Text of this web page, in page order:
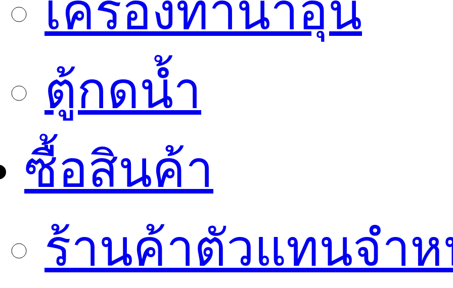
เครื่องทำน้ำอุ่น
ตู้กดน้ำ
ซื้อสินค้า
ร้านค้าตัวแทนจำ